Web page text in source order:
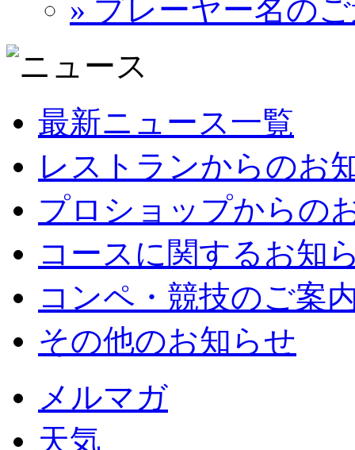
» プレーヤー名の
最新ニュース一覧
レストランからのお
プロショップからの
コースに関するお知
コンペ・競技のご案
その他のお知らせ
メルマガ
天気